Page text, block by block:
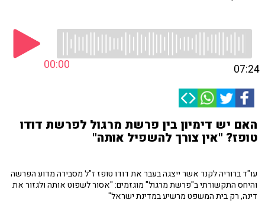
00:00 07:24
האם יש דימיון בין פרשת מרגול לפרשת דודו
טופז? "אין צורך להשפיל אותה"
עו"ד ברוריה לקנר אשר ייצגה בעבר את דודו טופז ז"ל מסבירה מדוע הפרשה
והיחס התקשורתי ב"פרשת מרגול" מוגזמים: "אסור לשפוט אותה ולגזור את
דינה, רק בית המשפט מרשיע במדינת ישראל"